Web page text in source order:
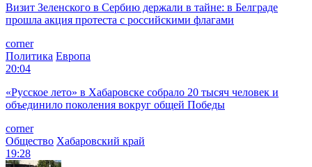
Визит Зеленского в Сербию держали в тайне: в Белграде
прошла акция протеста с российскими флагами
corner
Политика Европа
20:04
«Русское лето» в Хабаровске собрало 20 тысяч человек и
объединило поколения вокруг общей Победы
corner
Общество Хабаровский край
19:28